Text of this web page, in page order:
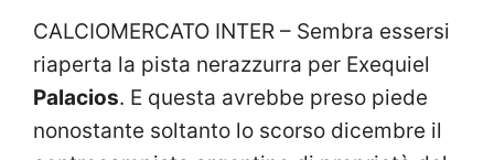
CALCIOMERCATO INTER – Sembra essersi
riaperta la pista nerazzurra per Exequiel
Palacios. E questa avrebbe preso piede
nonostante soltanto lo scorso dicembre il